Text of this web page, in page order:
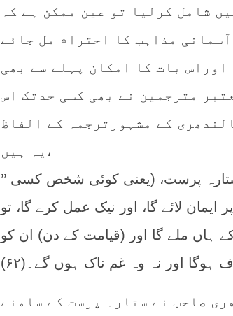
شامل کرلیا تو عین ممکن ہے کہ
مذاہب کا احترام مل جائے
بات کا امکان پہلے سے بھی
مترجمین نے بھی کسی حدتک اس
کے مشہورترجمہ کے الفاظ
یہ ہیں،
’’ جو لوگ مسلمان ہیں یا یہودی یا عیسائی یا ستارہ پرست، (یعنی کوئی شخص کسی
لائے گا، اور نیک عمل کرے گا، تو
ہاں ملے گا اور (قیامت کے دن) ان کو
اور نہ وہ غم ناک ہوں گے۔(۶۲)
صاحب نے ستارہ پرست کے سامنے